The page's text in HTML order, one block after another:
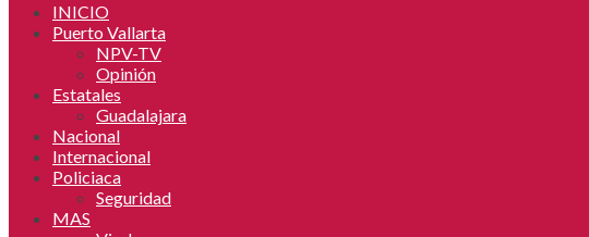
INICIO
Puerto Vallarta
NPV-TV
Opinión
Estatales
Guadalajara
Nacional
Internacional
Policiaca
Seguridad
MAS